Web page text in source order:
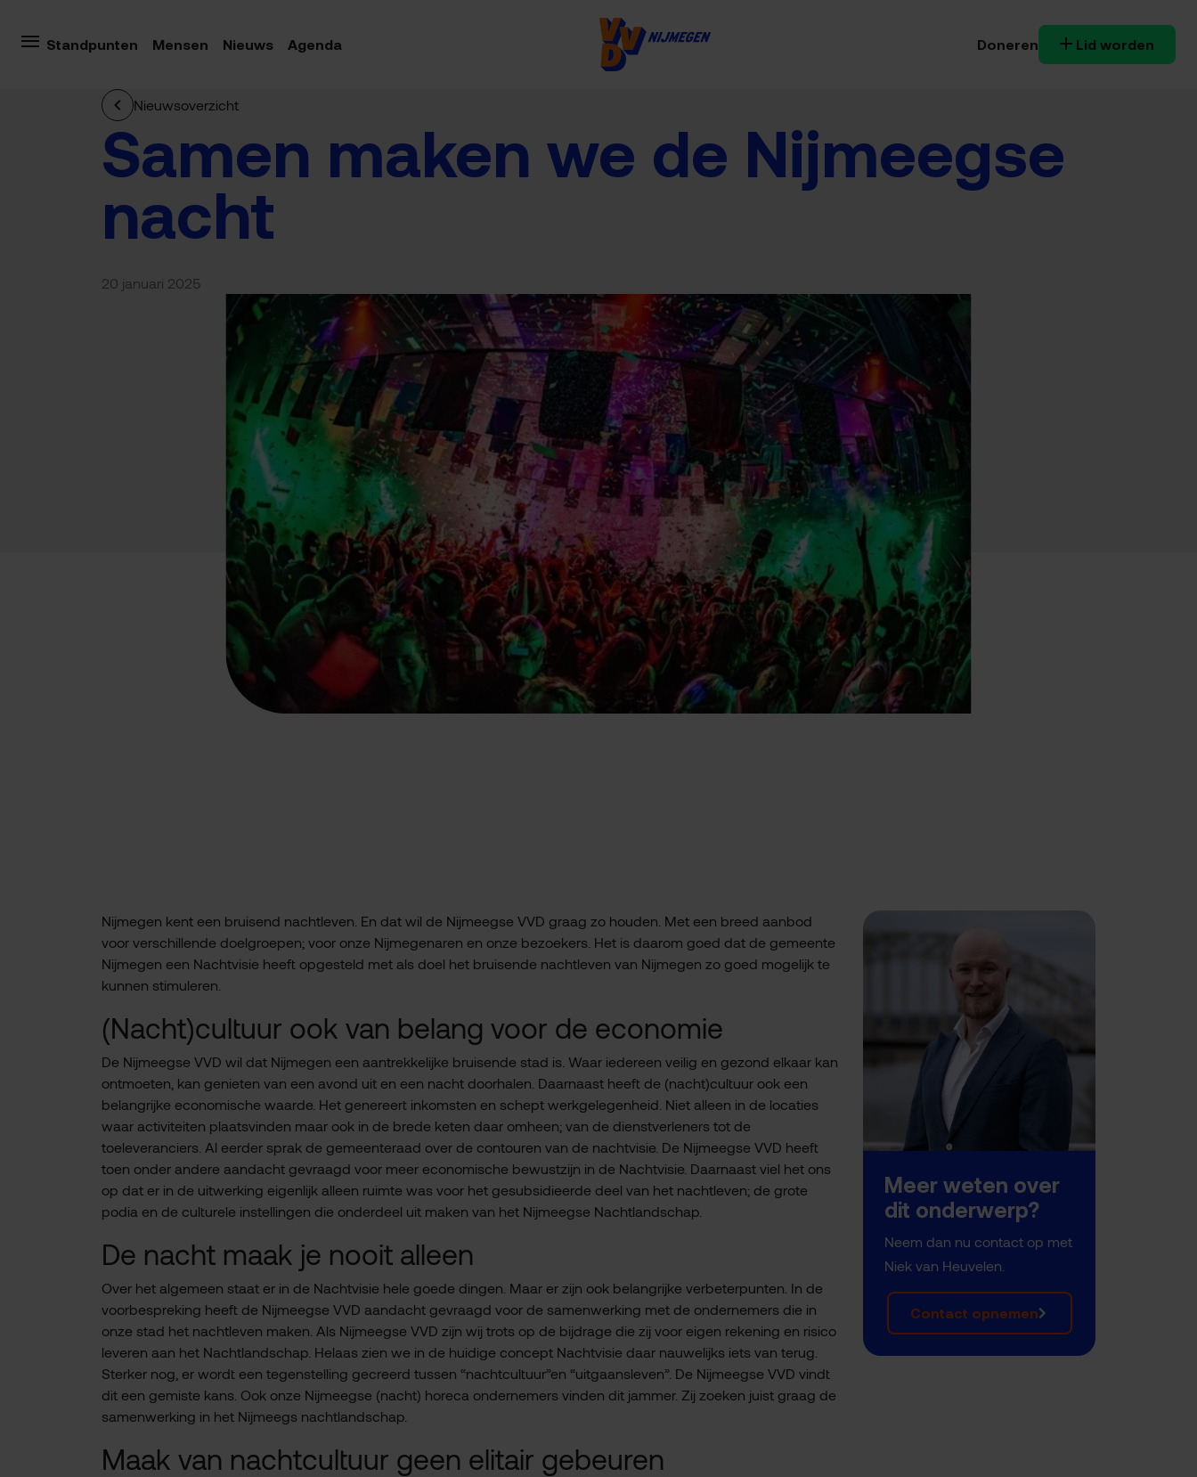
Standpunten Mensen Nieuws Agenda Doneren Lid worden
Nieuwsoverzicht
Samen maken we de Nijmeegse
nacht
20 januari 2025
Nijmegen kent een bruisend nachtleven. En dat wil de Nijmeegse VVD graag zo houden. Met een breed aanbod
voor verschillende doelgroepen; voor onze Nijmegenaren en onze bezoekers. Het is daarom goed dat de gemeente
Nijmegen een Nachtvisie heeft opgesteld met als doel het bruisende nachtleven van Nijmegen zo goed mogelijk te
kunnen stimuleren.
(Nacht)cultuur ook van belang voor de economie
De Nijmeegse VVD wil dat Nijmegen een aantrekkelijke bruisende stad is. Waar iedereen veilig en gezond elkaar kan
ontmoeten, kan genieten van een avond uit en een nacht doorhalen. Daarnaast heeft de (nacht)cultuur ook een
belangrijke economische waarde. Het genereert inkomsten en schept werkgelegenheid. Niet alleen in de locaties
waar activiteiten plaatsvinden maar ook in de brede keten daar omheen; van de dienstverleners tot de
toeleveranciers. Al eerder sprak de gemeenteraad over de contouren van de nachtvisie. De Nijmeegse VVD heeft
toen onder andere aandacht gevraagd voor meer economische bewustzijn in de Nachtvisie. Daarnaast viel het ons
op dat er in de uitwerking eigenlijk alleen ruimte was voor het gesubsidieerde deel van het nachtleven; de grote
podia en de culturele instellingen die onderdeel uit maken van het Nijmeegse Nachtlandschap.
De nacht maak je nooit alleen
Over het algemeen staat er in de Nachtvisie hele goede dingen. Maar er zijn ook belangrijke verbeterpunten. In de
voorbespreking heeft de Nijmeegse VVD aandacht gevraagd voor de samenwerking met de ondernemers die in
onze stad het nachtleven maken. Als Nijmeegse VVD zijn wij trots op de bijdrage die zij voor eigen rekening en risico
leveren aan het Nachtlandschap. Helaas zien we in de huidige concept Nachtvisie daar nauwelijks iets van terug.
Sterker nog, er wordt een tegenstelling gecreerd tussen “nachtcultuur”en “uitgaansleven”. De Nijmeegse VVD vindt
dit een gemiste kans. Ook onze Nijmeegse (nacht) horeca ondernemers vinden dit jammer. Zij zoeken juist graag de
samenwerking in het Nijmeegs nachtlandschap.
Maak van nachtcultuur geen elitair gebeuren
Meer weten over
dit onderwerp?
Neem dan nu contact op met
Niek van Heuvelen.
Contact opnemen